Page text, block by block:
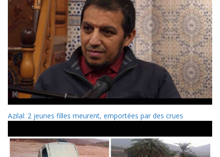
Azilal: 2 jeunes filles meurent, emportées par des crues